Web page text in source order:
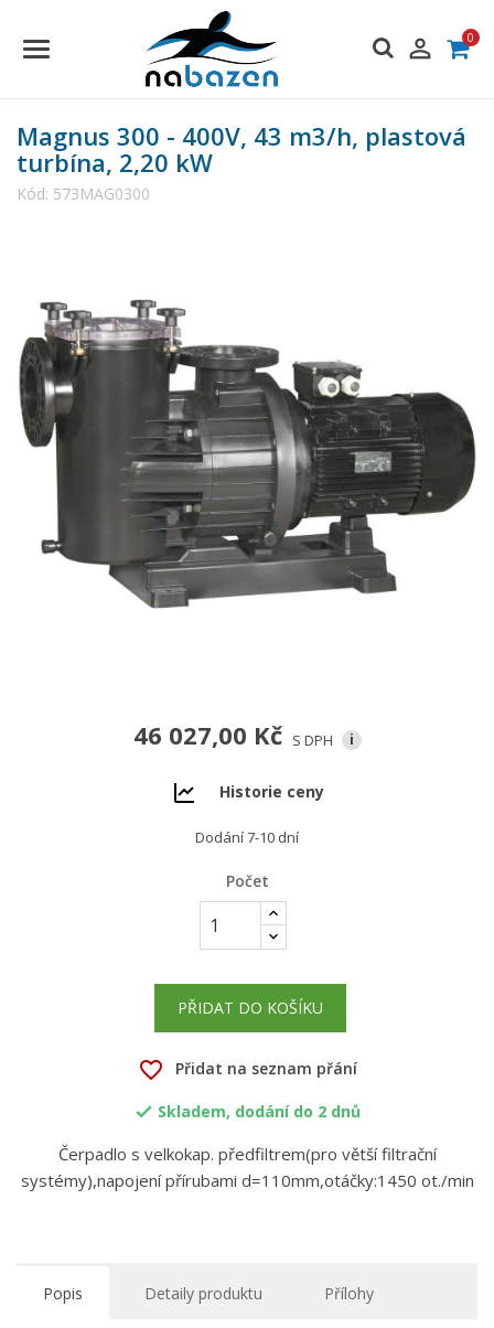
 0
Magnus 300 - 400V, 43 m3/h, plastová
turbína, 2,20 kW
Kód: 573MAG0300
46 027,00 Kč S DPH i
Historie ceny
Dodání 7-10 dní
Počet
PŘIDAT DO KOŠÍKU
favorite_border Přidat na seznam přání
 Skladem, dodání do 2 dnů
Čerpadlo s velkokap. předfiltrem(pro větší filtrační
systémy),napojení přírubami d=110mm,otáčky:1450 ot./min
Popis Detaily produktu Přílohy